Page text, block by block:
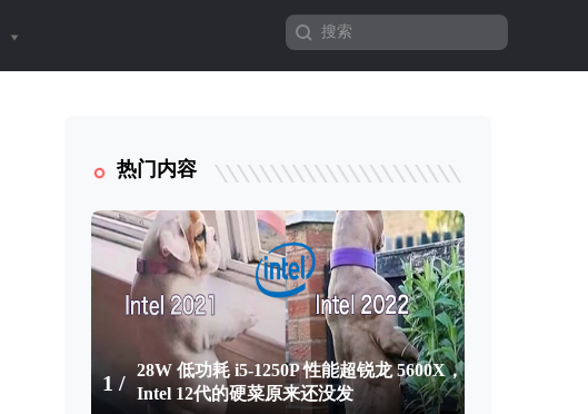
热门内容
1 /
28W 低功耗 i5-1250P 性能超锐龙 5600X，
Intel 12代的硬菜原来还没发